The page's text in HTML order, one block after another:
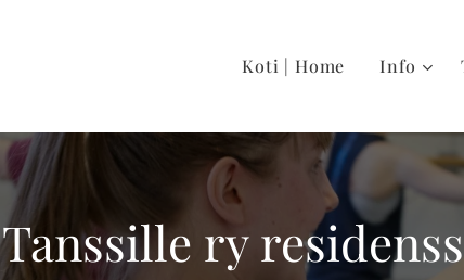
Koti | Home Info
Tanssille ry